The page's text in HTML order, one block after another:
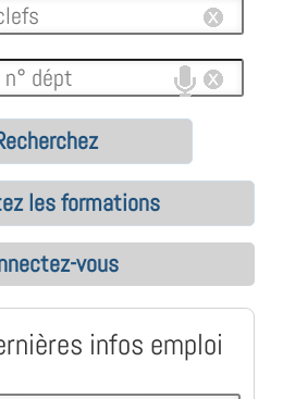
les formations
vous
infos emploi